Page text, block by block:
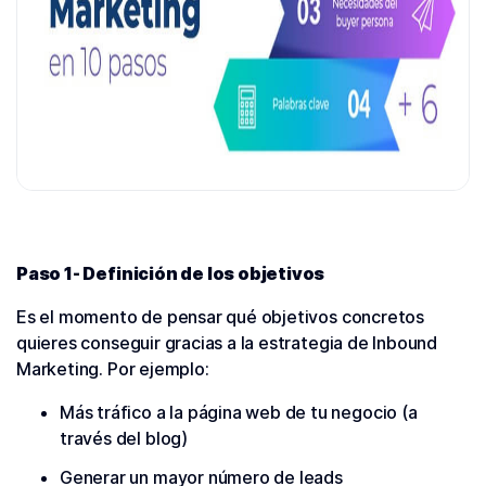
Paso 1- Definición de los objetivos
Es el momento de pensar qué objetivos concretos
quieres conseguir gracias a la estrategia de Inbound
Marketing. Por ejemplo:
Más tráfico a la página web de tu negocio (a
través del blog)
Generar un mayor número de leads